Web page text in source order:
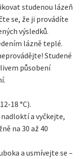
studenou lázeň
se, že ji provádíte
výsledků.
lázně teplé.
Studené
působení
18 °C).
a vyčkejte,
na 30 až 40
a usmívejte se –